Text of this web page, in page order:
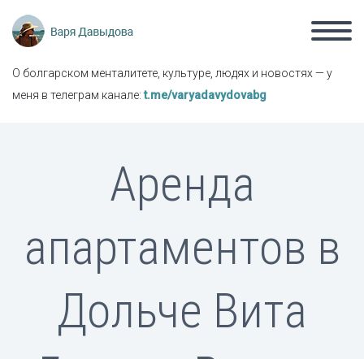
О болгарском менталитете, культуре, людях и новостях — у
меня в телеграм канале:t.me/varyadavydovabg
Аренда
апартаментов в
Дольче Вита